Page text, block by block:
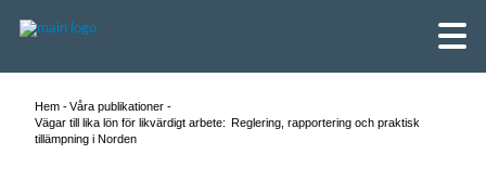
Hem
Våra publikationer
Vägar till lika lön för likvärdigt arbete: Reglering, rapportering och praktisk
tillämpning i Norden